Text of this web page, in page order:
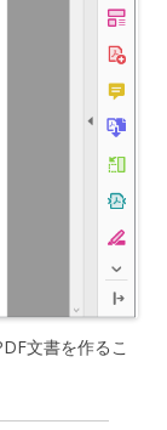
文書を作るこ